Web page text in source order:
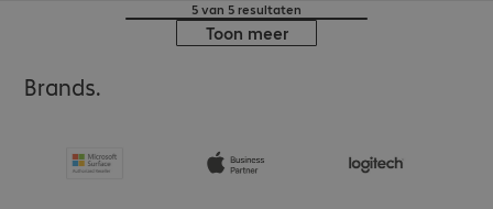
5 van 5 resultaten
Toon meer
Brands.